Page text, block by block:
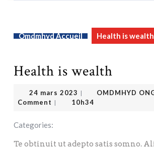
Omdmhyd Accueil Health is wealth
Health is wealth
24 mars 2023 | OMDMHYD
Comment | 10h34
Categories:
Te obtinuit ut adepto satis somno.